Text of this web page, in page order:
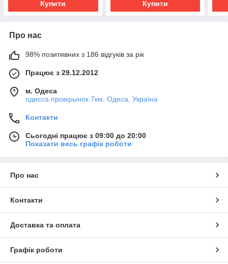
Купити Купити
Про нас
98% позитивних з 186 відгуків за рік
Працює з 29.12.2012
м. Одеса
одесса промрынок 7км, Одеса, Україна
Контакти
Сьогодні працює з 09:00 до 20:00
Показати весь графік роботи
Про нас
Контакти
Доставка та оплата
Графік роботи